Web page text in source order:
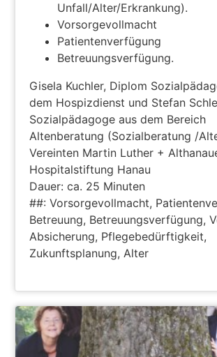
Unfall/Alter/Erkrankung).
Vorsorgevollmacht
Patientenverfügung
Betreuungsverfügung.
Gisela Kuchler, Diplom
dem Hospizdienst und Stefan
Sozialpädagoge aus dem Bereich
Altenberatung (Sozialberatung /
Vereinten Martin Luther +
Hospitalstiftung Hanau
Dauer: ca. 25 Minuten
##: Vorsorgevollmacht,
Betreuung, Betreuungsverfügung,
Absicherung, Pflegebedürftigkeit,
Zukunftsplanung, Alter